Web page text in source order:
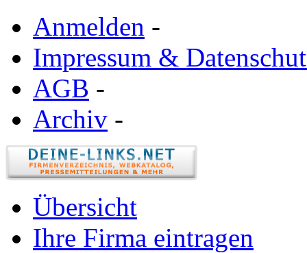
Anmelden -
Impressum &
AGB -
Archiv -
Übersicht
Ihre Firma eintragen